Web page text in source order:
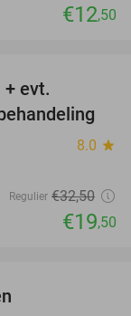
€12,50
evt.
8.0 star
Regulier €32,50
€19,50